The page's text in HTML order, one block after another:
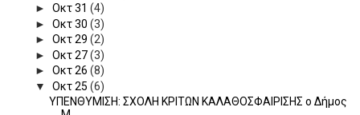
► Οκτ 31 (4)
► Οκτ 30 (3)
► Οκτ 29 (2)
► Οκτ 27(3)
► Οκτ 26 (8)
▼ Οκτ 25 (6)
ΥΠΕΝΘΥΜΙΣΗ: ΣΧΟΛΗ ΚΡΙΤΩΝ ΚΑΛΑΘΟΣΦΑΙΡΙΣΗΣ o Δήμος